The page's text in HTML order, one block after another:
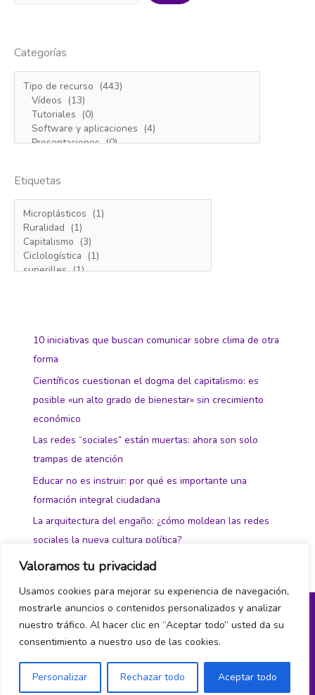
Valoramos tu privacidad
Usamos cookies para mejorar su experiencia de navegación,
mostrarle anuncios o contenidos personalizados y analizar
nuestro tráfico. Al hacer clic en “Aceptar todo” usted da su
consentimiento a nuestro uso de las cookies.
Personalizar Rechazar todo Aceptar todo
Categorías
Etiquetas
10 iniciativas que buscan comunicar sobre clima de otra
forma
Científicos cuestionan el dogma del capitalismo: es
posible «un alto grado de bienestar» sin crecimiento
económico
Las redes “sociales” están muertas: ahora son solo
trampas de atención
Educar no es instruir: por qué es importante una
formación integral ciudadana
La arquitectura del engaño: ¿cómo moldean las redes
sociales la nueva cultura política?
Política de privacidad y cookies
¿Hablamos?